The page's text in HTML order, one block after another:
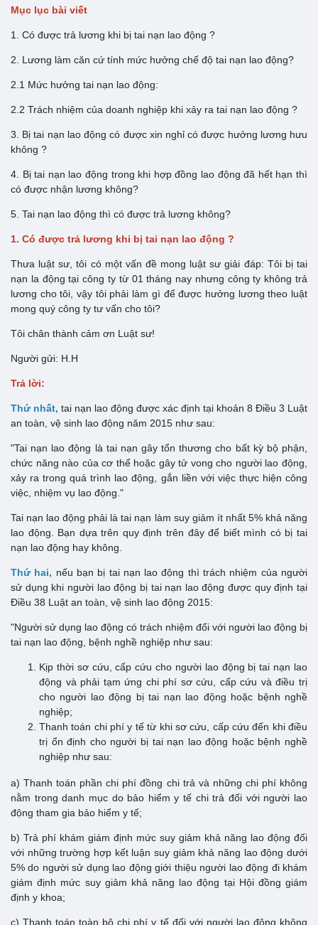
Mục lục bài viết
1. Có được trả lương khi bị tai nạn lao động ?
2. Lương làm căn cứ tính mức hưởng chế độ tai nạn lao động?
2.1 Mức hưởng tai nạn lao động:
2.2 Trách nhiệm của doanh nghiệp khi xảy ra tai nạn lao động ?
3. Bị tai nạn lao động có được xin nghỉ có được hưởng lương hưu
không ?
4. Bị tai nạn lao động trong khi hợp đồng lao động đã hết hạn thì
có được nhận lương không?
5. Tai nạn lao động thì có được trả lương không?
1. Có được trả lương khi bị tai nạn lao động ?
Thưa luật sư, tôi có một vấn đề mong luật sư giải đáp: Tôi bị tai
nạn la động tại công ty từ 01 tháng nay nhưng công ty không trả
lương cho tôi, vậy tôi phải làm gì để được hưởng lương theo luật
mong quý công ty tư vấn cho tôi?
Tôi chân thành cảm ơn Luật sư!
Người gửi: H.H
Trả lời:
Thứ nhất, tai nạn lao động được xác định tại khoản 8 Điều 3 Luật
an toàn, vệ sinh lao động năm 2015 như sau:
"Tai nạn lao động là tai nạn gây tổn thương cho bất kỳ bộ phận,
chức năng nào của cơ thể hoặc gây tử vong cho người lao động,
xảy ra trong quá trình lao động, gắn liền với việc thực hiện công
việc, nhiệm vụ lao động."
Tai nạn lao động phải là tai nạn làm suy giảm ít nhất 5% khả năng
lao động. Bạn dựa trên quy định trên đây để biết mình có bị tai
nạn lao động hay không.
Thứ hai, nếu bạn bị tai nạn lao động thì trách nhiệm của người
sử dụng khi người lao động bị tai nạn lao động được quy định tại
Điều 38 Luật an toàn, vệ sinh lao động 2015:
"Người sử dụng lao động có trách nhiệm đối với người lao động bị
tai nạn lao động, bệnh nghề nghiệp như sau:
Kịp thời sơ cứu, cấp cứu cho người lao động bị tai nạn lao
động và phải tạm ứng chi phí sơ cứu, cấp cứu và điều trị
cho người lao động bị tai nạn lao động hoặc bệnh nghề
nghiệp;
Thanh toán chi phí y tế từ khi sơ cứu, cấp cứu đến khi điều
trị ổn định cho người bị tai nạn lao động hoặc bệnh nghề
nghiệp như sau:
a) Thanh toán phần chi phí đồng chi trả và những chi phí không
nằm trong danh mục do bảo hiểm y tế chi trả đối với người lao
động tham gia bảo hiểm y tế;
b) Trả phí khám giám định mức suy giảm khả năng lao động đối
với những trường hợp kết luận suy giảm khả năng lao động dưới
5% do người sử dụng lao động giới thiệu người lao động đi khám
giám định mức suy giảm khả năng lao động tại Hội đồng giám
định y khoa;
c) Thanh toán toàn bộ chi phí y tế đối với người lao động không